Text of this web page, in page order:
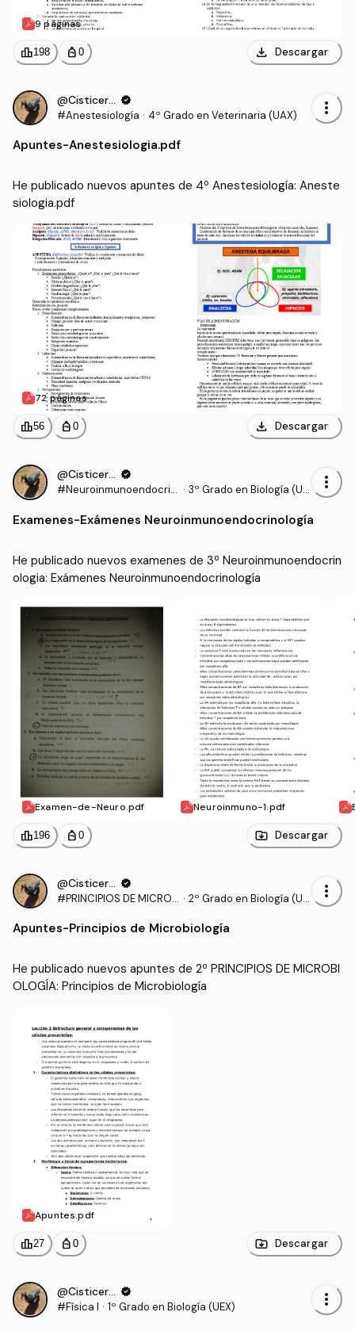
9 páginas
leaderboard198 personal_bag 0 download Descargar
@Cisticercoverified
#Anestesiología · 4º Grado en Veterinaria (UAX) more_vert
Apuntes-Anestesiologia.pdf
He publicado nuevos apuntes de 4º Anestesiología: Aneste
siologia.pdf
72 páginas
leaderboard56 personal_bag 0 download Descargar
@Cisticercoverified
#Neuroinmunoendocrin · 3º Grado en Biología (UE
more_vert
Examenes-Exámenes Neuroinmunoendocrinología
He publicado nuevos examenes de 3º Neuroinmunoendocrin
ologia: Exámenes Neuroinmunoendocrinología
Examen-de-Neuro.pdf Neuroinmuno-1.pdf
leaderboard196 personal_bag 0 Descargar
@Cisticercoverified
#PRINCIPIOS DE MICROB · 2º Grado en Biología (UE
more_vert
Apuntes-Principios de Microbiología
He publicado nuevos apuntes de 2º PRINCIPIOS DE MICROBI
OLOGÍA: Principios de Microbiología
Apuntes.pdf
leaderboard27 personal_bag 0 Descargar
@Cisticercoverified
#Física I · 1º Grado en Biología (UEX) more_vert